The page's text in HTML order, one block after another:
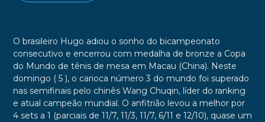
O brasileiro Hugo adiou o sonho do bicampeonato
consecutivo e encerrou com medalha de bronze a Copa
do Mundo de tênis de mesa em Macau (China). Neste
domingo ( 5 ), o carioca número 3 do mundo foi superado
nas semifinais pelo chinês Wang Chuqin, líder do ranking
e atual campeão mundial. O anfitrião levou a melhor por
4 sets a 1 (parciais de 11/7, 11/3, 11/7, 6/11 e 12/10), quase um